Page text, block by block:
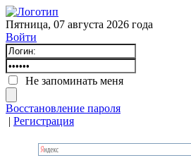
Пятница, 07 августа 2026 года
Войти
Не запоминать меня
Восстановление пароля
| Регистрация